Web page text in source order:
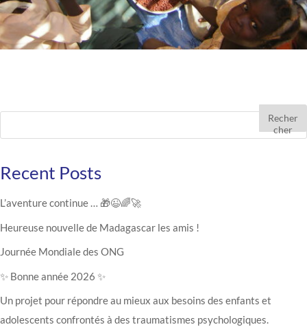
Recher
cher
Recent Posts
L’aventure continue … 🎁😉🌈🚀
Heureuse nouvelle de Madagascar les amis !
Journée Mondiale des ONG
✨ Bonne année 2026 ✨
Un projet pour répondre au mieux aux besoins des enfants et
adolescents confrontés à des traumatismes psychologiques.